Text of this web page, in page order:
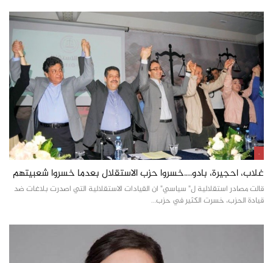
.
غلاب، احجيرة، بادو….خسروا حزب الاستقلال بعدما خسروا شعبيتهم
قالت مصادر استقلالية ل" سياسي" ان القيادات الاستقلالية التي اصدرت بلاغات ضد
قيادة الحزب، خسرت الكثير في حزب…